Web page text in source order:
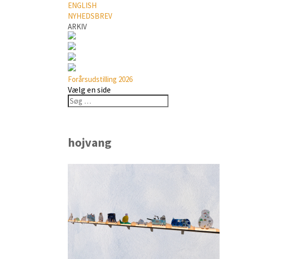
ENGLISH
NYHEDSBREV
ARKIV
Forårsudstilling 2026
Vælg en side
hojvang